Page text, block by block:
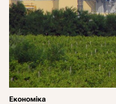
Економіка